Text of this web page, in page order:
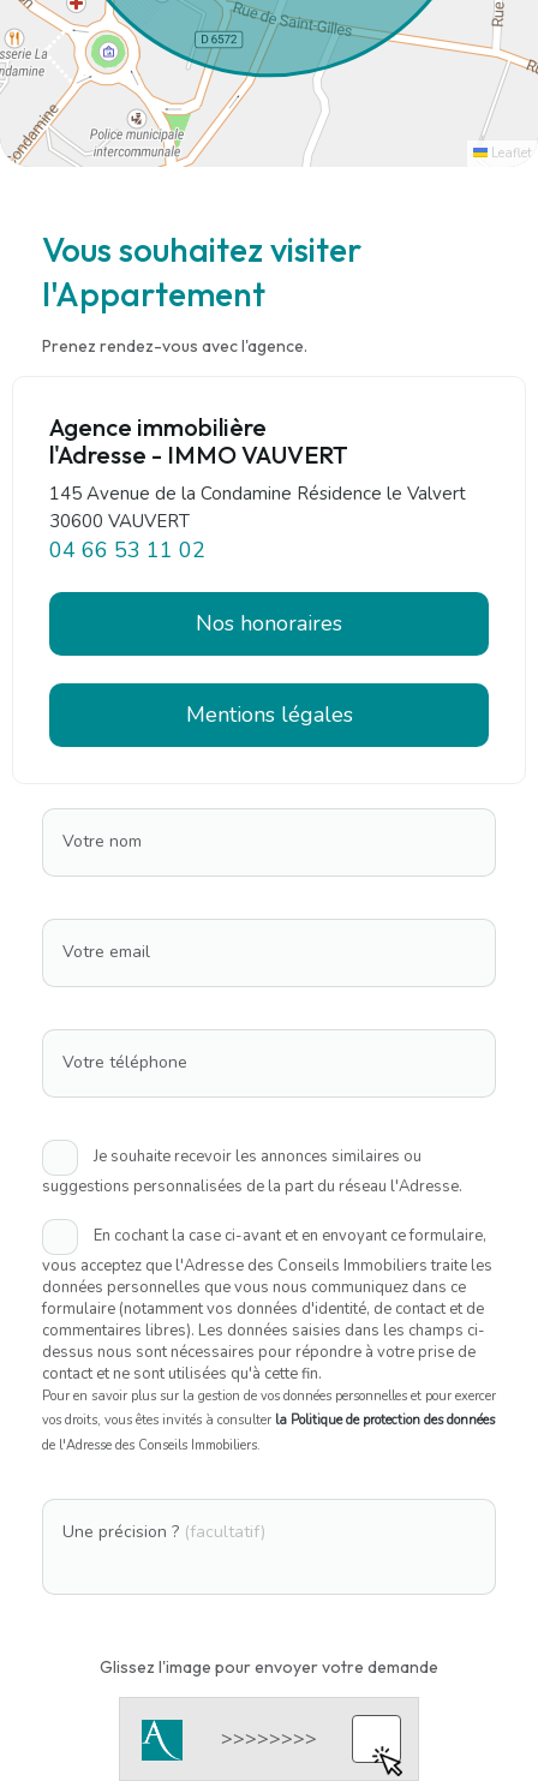
Leaflet
Vous souhaitez visiter
l'Appartement
Prenez rendez-vous avec l'agence.
Agence immobilière
l'Adresse - IMMO VAUVERT
145 Avenue de la Condamine Résidence le Valvert
30600 VAUVERT
04 66 53 11 02
Nos honoraires
Mentions légales
Votre nom
Votre email
Votre téléphone
Je souhaite recevoir les annonces similaires ou
suggestions personnalisées de la part du réseau l'Adresse.
En cochant la case ci-avant et en envoyant ce formulaire,
vous acceptez que l'Adresse des Conseils Immobiliers traite les
données personnelles que vous nous communiquez dans ce
formulaire (notamment vos données d'identité, de contact et de
commentaires libres). Les données saisies dans les champs ci-
dessus nous sont nécessaires pour répondre à votre prise de
contact et ne sont utilisées qu'à cette fin.
Pour en savoir plus sur la gestion de vos données personnelles et pour exercer
vos droits, vous êtes invités à consulter la Politique de protection des données
de l'Adresse des Conseils Immobiliers.
Une précision ? (facultatif)
Glissez l'image pour envoyer votre demande